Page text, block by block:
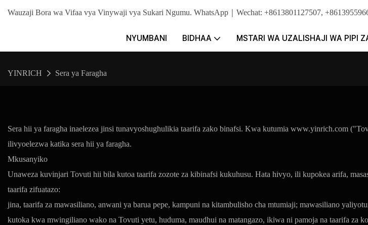
Wauzaji Bora wa Vifaa vya Vinywaji vya Sukari Ngumu. WhatsApp｜Wechat: +8613801127507,
NYUMBANI BIDHAA MSTARI WA UZALISHAJI WA PIPI
YINRICH Sera ya Faragha
Sera hii ya faragha inaelezea jinsi tunavyoshughulikia taarifa zako binafsi. Kwa kutumia www.yinrich.com
ilivyoelezwa katika sera hii ya faragha.
Mkusanyiko
Unaweza kuvinjari Tovuti hii bila kutoa taarifa zozote za kibinafsi kukuhusu. Hata hivyo, ili kupokea arifa,
taarifa zifuatazo:
jina, taarifa za mawasiliano, anwani ya barua pepe, kampuni na kitambulisho cha mtumiaji; mawasiliano
kutoka kwa mwingiliano wako na Tovuti yetu, huduma, maudhui na matangazo, ikiwa ni pamoja na taarifa za